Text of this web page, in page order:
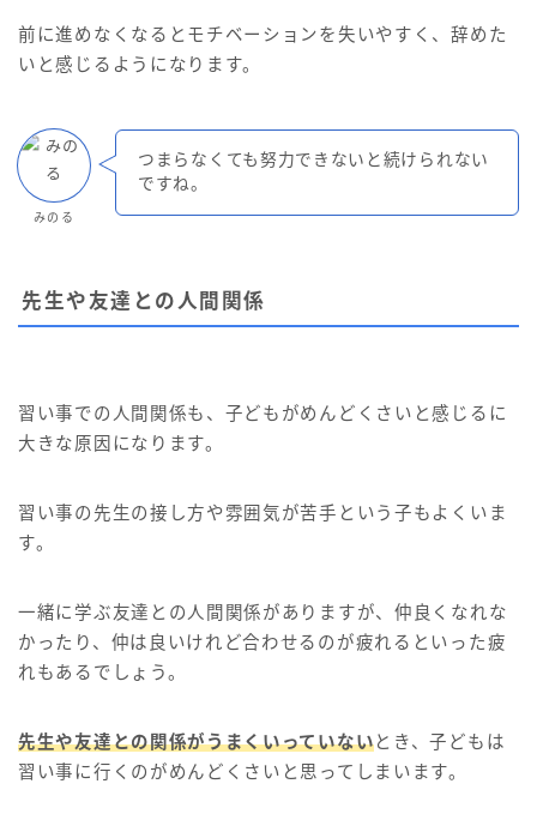
前に進めなくなるとモチベーションを失いやすく、辞めた
いと感じるようになります。
みのる
つまらなくても努力できないと続けられない
ですね。
先生や友達との人間関係
習い事での人間関係も、子どもがめんどくさいと感じるに
大きな原因になります。
習い事の先生の接し方や雰囲気が苦手という子もよくいま
す。
一緒に学ぶ友達との人間関係がありますが、仲良くなれな
かったり、仲は良いけれど合わせるのが疲れるといった疲
れもあるでしょう。
先生や友達との関係がうまくいっていないとき、子どもは
習い事に行くのがめんどくさいと思ってしまいます。